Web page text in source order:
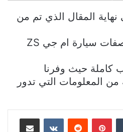
نهاية المقال الذي تم من
سيارة ام جي ZS
كاملة حيث وفرنا
من المعلومات التي تدور
بينتيريست مشاركة عبر البريد